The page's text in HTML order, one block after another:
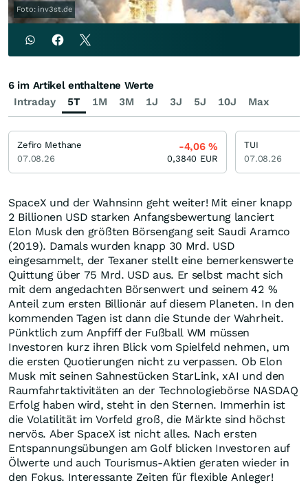
Foto: inv3st.de
SpaceX und der Wahnsinn geht weiter! Mit einer knapp
2 Billionen USD starken Anfangsbewertung lanciert
Elon Musk den größten Börsengang seit Saudi Aramco
(2019). Damals wurden knapp 30 Mrd. USD
eingesammelt, der Texaner stellt eine bemerkenswerte
Quittung über 75 Mrd. USD aus. Er selbst macht sich
mit dem angedachten Börsenwert und seinem 42 %
Anteil zum ersten Billionär auf diesem Planeten. In den
kommenden Tagen ist dann die Stunde der Wahrheit.
Pünktlich zum Anpfiff der Fußball WM müssen
Investoren kurz ihren Blick vom Spielfeld nehmen, um
die ersten Quotierungen nicht zu verpassen. Ob Elon
Musk mit seinen Sahnestücken StarLink, xAI und den
Raumfahrtaktivitäten an der Technologiebörse NASDAQ
Erfolg haben wird, steht in den Sternen. Immerhin ist
die Volatilität im Vorfeld groß, die Märkte sind höchst
nervös. Aber SpaceX ist nicht alles. Nach ersten
Entspannungsübungen am Golf blicken Investoren auf
Ölwerte und auch Tourismus-Aktien geraten wieder in
den Fokus. Interessante Zeiten für flexible Anleger!
Intraday 5T 1M 3M 1J 3J 5J 10J Max
6 im Artikel enthaltene Werte
Zefiro Methane
07.08.26
-4,06%
0,3840 EUR
TUI
07.08.26